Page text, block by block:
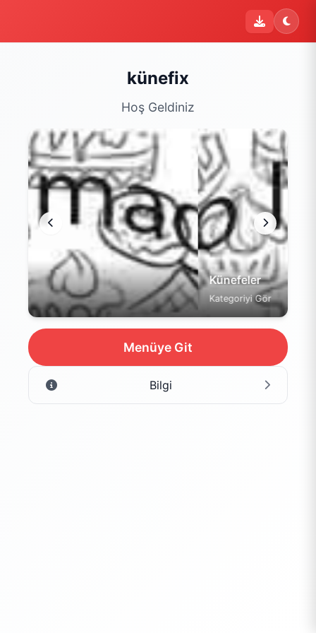
künefix
Hoş Geldiniz
Künefeler
Kategoriyi Gör
Menüye Git
Bilgi